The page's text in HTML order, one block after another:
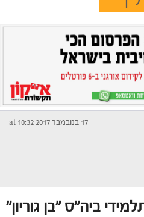
17 בנובמבר 2017 at 10:32
ביה"ס "בן גוריון"